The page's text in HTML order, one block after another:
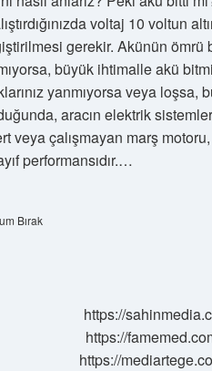
voltaj 10 voltun
gerekir. Akünün ömrü
büyük ihtimalle akü
yanmıyorsa veya
aracın elektrik
veya çalışmayan marş motoru,
performansıdır.…
Bırak
https://
https://
https://